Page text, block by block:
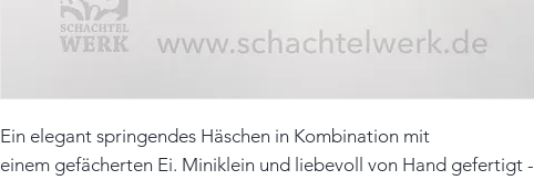
Ein elegant springendes Häschen in Kombination mit
einem gefächerten Ei. Miniklein und liebevoll von Hand gefertigt -